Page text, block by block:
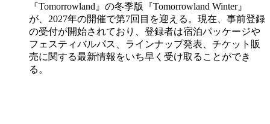
『Tomorrowland』の冬季版『Tomorrowland Winter』
が、2027年の開催で第7回目を迎える。現在、事前登録
の受付が開始されており、登録者は宿泊パッケージや
フェスティバルパス、ラインナップ発表、チケット販
売に関する最新情報をいち早く受け取ることができ
る。